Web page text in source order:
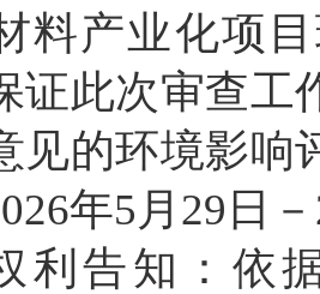
料产业化项目
证此次审查工
见的环境影响
26年5月29 日－
利告知：依